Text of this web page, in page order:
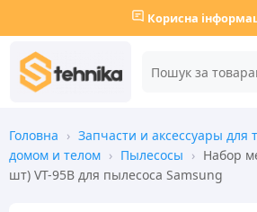
Корисна
Головна › Запчасти и аксессуары для
домом и телом › Пылесосы › Набор
шт) VT-95B для пылесоса Samsung